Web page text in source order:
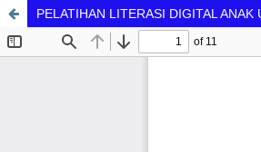
PELATIHAN LITERASI DIGITAL